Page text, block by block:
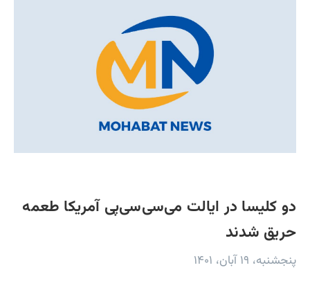
دو کلیسا در ایالت می‌سی‌سی‌پی آمریکا طعمه
حریق شدند
پنجشنبه، ۱۹ آبان، ۱۴۰۱